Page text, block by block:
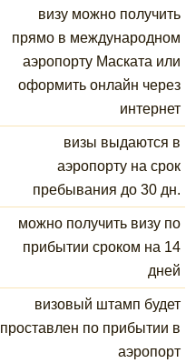
визу можно получить
прямо в международном
аэропорту Маската или
оформить онлайн через
интернет
визы выдаются в
аэропорту на срок
пребывания до 30 дн.
можно получить визу по
прибытии сроком на 14
дней
визовый штамп будет
проставлен по прибытии в
аэропорт